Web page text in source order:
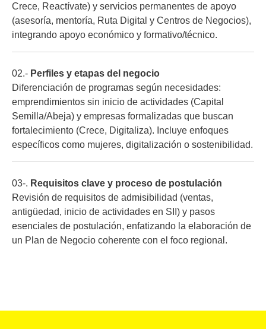
Crece, Reactívate) y servicios permanentes de apoyo
(asesoría, mentoría, Ruta Digital y Centros de Negocios),
integrando apoyo económico y formativo/técnico.
02.- Perfiles y etapas del negocio
Diferenciación de programas según necesidades:
emprendimientos sin inicio de actividades (Capital
Semilla/Abeja) y empresas formalizadas que buscan
fortalecimiento (Crece, Digitaliza). Incluye enfoques
específicos como mujeres, digitalización o sostenibilidad.
03-. Requisitos clave y proceso de postulación
Revisión de requisitos de admisibilidad (ventas,
antigüedad, inicio de actividades en SII) y pasos
esenciales de postulación, enfatizando la elaboración de
un Plan de Negocio coherente con el foco regional.